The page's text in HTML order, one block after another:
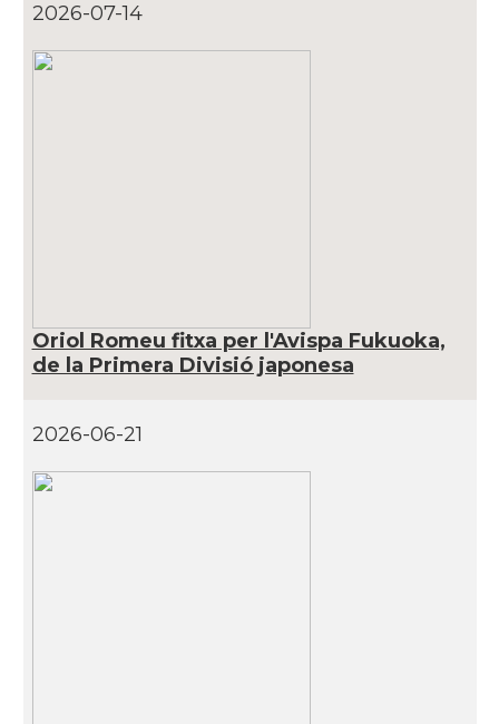
2026-07-14
Oriol Romeu fitxa per l'Avispa Fukuoka,
de la Primera Divisió japonesa
2026-06-21